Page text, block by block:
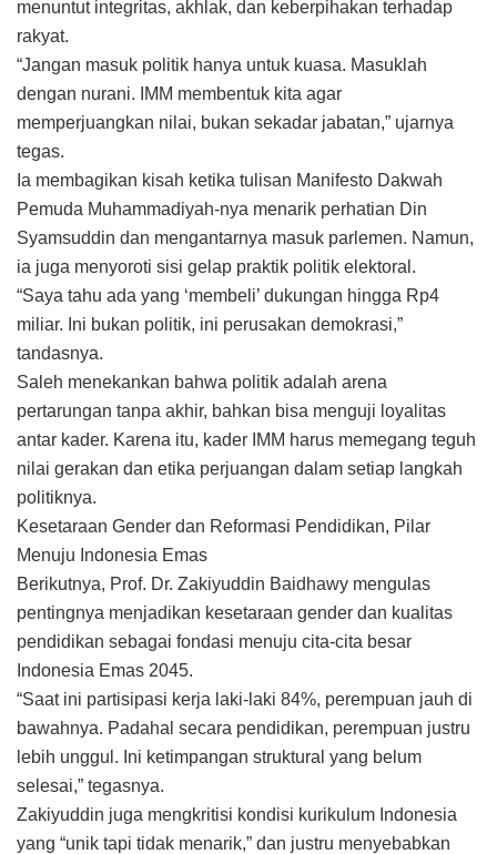
menuntut integritas, akhlak, dan keberpihakan terhadap
rakyat.
“Jangan masuk politik hanya untuk kuasa. Masuklah
dengan nurani. IMM membentuk kita agar
memperjuangkan nilai, bukan sekadar jabatan,” ujarnya
tegas.
Ia membagikan kisah ketika tulisan Manifesto Dakwah
Pemuda Muhammadiyah-nya menarik perhatian Din
Syamsuddin dan mengantarnya masuk parlemen. Namun,
ia juga menyoroti sisi gelap praktik politik elektoral.
“Saya tahu ada yang ‘membeli’ dukungan hingga Rp4
miliar. Ini bukan politik, ini perusakan demokrasi,”
tandasnya.
Saleh menekankan bahwa politik adalah arena
pertarungan tanpa akhir, bahkan bisa menguji loyalitas
antar kader. Karena itu, kader IMM harus memegang teguh
nilai gerakan dan etika perjuangan dalam setiap langkah
politiknya.
Kesetaraan Gender dan Reformasi Pendidikan, Pilar
Menuju Indonesia Emas
Berikutnya, Prof. Dr. Zakiyuddin Baidhawy mengulas
pentingnya menjadikan kesetaraan gender dan kualitas
pendidikan sebagai fondasi menuju cita-cita besar
Indonesia Emas 2045.
“Saat ini partisipasi kerja laki-laki 84%, perempuan jauh di
bawahnya. Padahal secara pendidikan, perempuan justru
lebih unggul. Ini ketimpangan struktural yang belum
selesai,” tegasnya.
Zakiyuddin juga mengkritisi kondisi kurikulum Indonesia
yang “unik tapi tidak menarik,” dan justru menyebabkan